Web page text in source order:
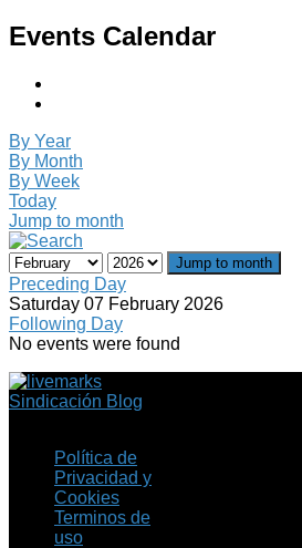
Events Calendar
By Year
By Month
By Week
Today
Jump to month
Jump to month
Preceding Day
Saturday 07 February 2026
Following Day
No events were found
Sindicación Blog
Política de
Privacidad y
Cookies
Terminos de
uso